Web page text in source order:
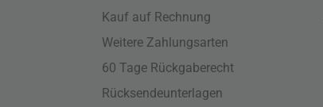
Kauf auf Rechnung
Weitere Zahlungsarten
60 Tage Rückgaberecht
Rücksendeunterlagen